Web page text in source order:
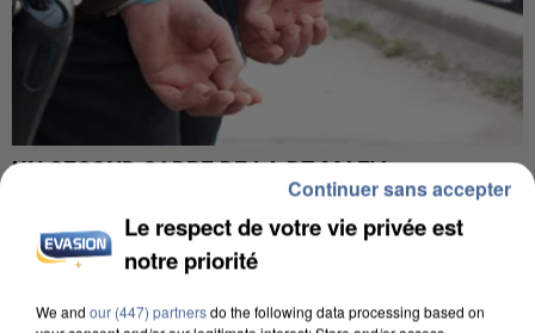
UN SECOND CADRE DE LA DZ MAFIA
Le respect de votre vie privée est
notre priorité
We and our (447) partnersdo the following data processing based on
Continuer sans accepter